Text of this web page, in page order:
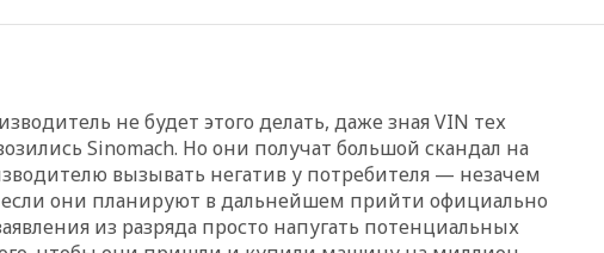
загорелся после падения
подлете к Москве
08:42Силы ПВО сбили почти
400 БПЛА над российскими
регионами
08:16 Лукашенко призвал
не будет этого делать, даже зная VIN тех
Sinomach. Но они получат большой скандал на
вызывать негатив у потребителя — незачем
они планируют в дальнейшем прийти официально
из разряда просто напугать потенциальных